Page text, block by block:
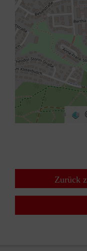
Zurück